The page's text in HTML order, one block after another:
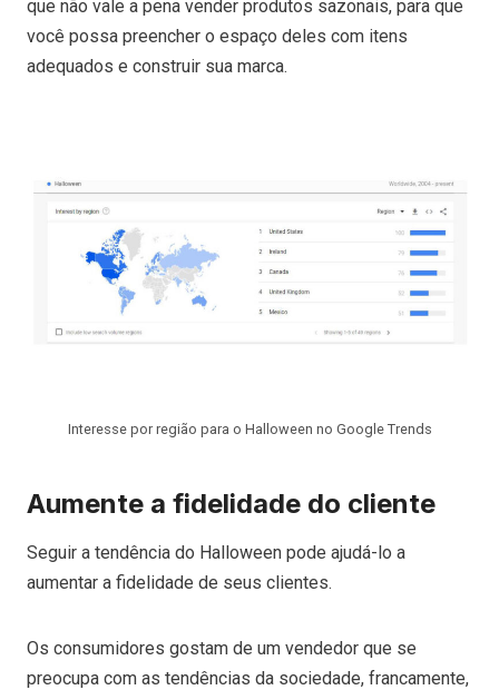
que não vale a pena vender produtos sazonais, para que
você possa preencher o espaço deles com itens
adequados e construir sua marca.
Interesse por região para o Halloween no Google Trends
Aumente a fidelidade do cliente
Seguir a tendência do Halloween pode ajudá-lo a
aumentar a fidelidade de seus clientes.
Os consumidores gostam de um vendedor que se
preocupa com as tendências da sociedade, francamente,